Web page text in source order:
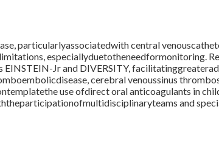
particularlyassociatedwith central
especiallyduetotheneedformonitoring.
EINSTEIN-Jr and DIVERSITY,
cerebral venoussinus
use ofdirect oral anticoagulants in
and